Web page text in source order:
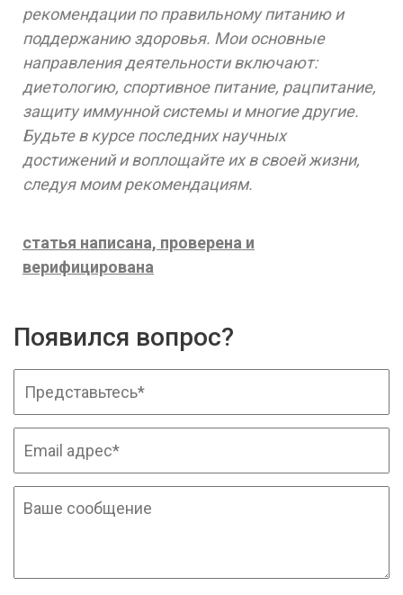
рекомендации по правильному питанию и
поддержанию здоровья. Мои основные
направления деятельности включают:
диетологию, спортивное питание, рацпитание,
защиту иммунной системы и многие другие.
Будьте в курсе последних научных
достижений и воплощайте их в своей жизни,
следуя моим рекомендациям.
статья написана, проверена и
верифицирована
Появился вопрос?